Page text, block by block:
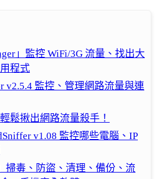
」監控 WiFi/3G 流量、找出大
程式
v2.5.4 監控、管理網路流量與連
鬆揪出網路流量殺手！
v1.08 監控哪些電腦、IP
掃毒、防盜、清理、備份、流